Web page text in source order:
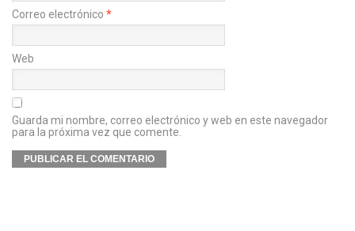
Correo electrónico *
Web
Guarda mi nombre, correo electrónico y web en este navegador
para la próxima vez que comente.